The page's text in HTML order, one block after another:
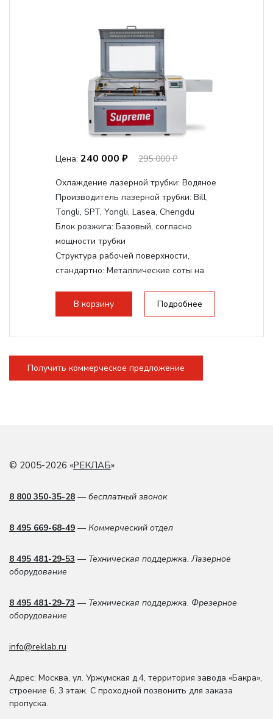
Цена: 240 000 ₽ 295 000 ₽
Охлаждение лазерной трубки: Водяное
Производитель лазерной трубки: Bill,
Tongli, SPT, Yongli, Lasea, Chengdu
Блок розжига: Базовый, согласно
мощности трубки
Структура рабочей поверхности,
стандартно: Металлические соты на
Дисплей:3.5" Цветной TFT LCD
Подъемный стол(ось Z):Винтовой на
20мм, Нижнее отверстие - 200мм
В корзину Подробнее
Получить коммерческое предложение
© 2005-2026 «РЕКЛАБ»
8 800 350-35-28 — бесплатный звонок
8 495 669-68-49 — Коммерческий отдел
8 495 481-29-53 — Техническая поддержка. Лазерное
оборудование
8 495 481-29-73 — Техническая поддержка. Фрезерное
оборудование
info@reklab.ru
Адрес: Москва, ул. Уржумская д.4, территория завода «Бакра»,
строение 6, 3 этаж. С проходной позвонить для заказа
пропуска.